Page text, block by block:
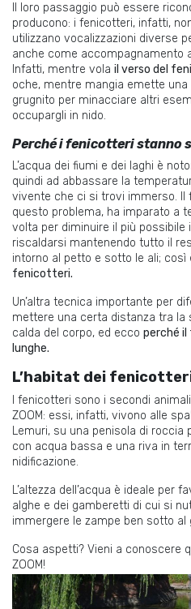
Il loro passaggio può essere
producono: i fenicotteri, infatti,
utilizzano vocalizzazioni diverse
anche come accompagnamento
Infatti, mentre vola il verso del
oche, mentre mangia emette
grugnito per minacciare altri
occupargli in nido.
Perché i fenicotteri stanno
L’acqua dei fiumi e dei laghi è
quindi ad abbassare la
vivente che ci si trovi immerso. Il
questo problema, ha imparato a
volta per diminuire il più possibile
riscaldarsi mantenendo tutto il
intorno al petto e sotto le ali; così
fenicotteri.
Un’altra tecnica importante per
mettere una certa distanza tra la
calda del corpo, ed ecco perché
lunghe.
L’habitat dei fenicotteri
I fenicotteri sono i secondi
ZOOM: essi, infatti, vivono alle
Lemuri, su una penisola di roccia
con acqua bassa e una riva in
nidificazione.
L’altezza dell’acqua è ideale per
alghe e dei gamberetti di cui si
immergere le zampe ben sotto al
Cosa aspetti? Vieni a conoscere
ZOOM!